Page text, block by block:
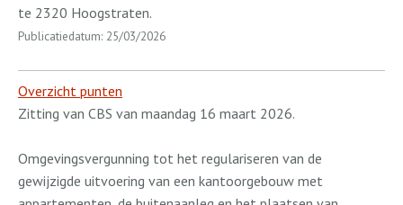
te 2320 Hoogstraten.
Publicatiedatum: 25/03/2026
Overzicht punten
Zitting van CBS van maandag 16 maart 2026.
Omgevingsvergunning tot het regulariseren van de
gewijzigde uitvoering van een kantoorgebouw met